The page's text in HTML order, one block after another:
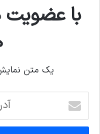
با عضویت
یک متن
ایمیل
خود